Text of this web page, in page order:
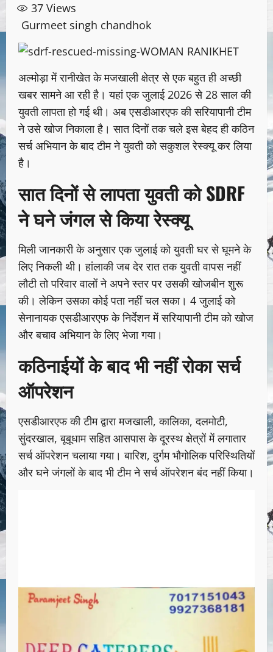
37 Views
Gurmeet singh chandhok
अल्मोड़ा में रानीखेत के मजखाली क्षेत्र से एक बहुत ही अच्छी
खबर सामने आ रही है। यहां एक जुलाई 2026 से 28 साल की
युवती लापता हो गई थी। अब एसडीआरएफ की सरियापानी टीम
ने उसे खोज निकाला है। सात दिनों तक चले इस बेहद ही कठिन
सर्च अभियान के बाद टीम ने युवती को सकुशल रेस्क्यू कर लिया
है।
सात दिनों से लापता युवती को SDRF
ने घने जंगल से किया रेस्क्यू
मिली जानकारी के अनुसार एक जुलाई को युवती घर से घूमने के
लिए निकली थी। हांलाकी जब देर रात तक युवती वापस नहीं
लौटी तो परिवार वालों ने अपने स्तर पर उसकी खोजबीन शुरू
की। लेकिन उसका कोई पता नहीं चल सका। 4 जुलाई को
सेनानायक एसडीआरएफ के निर्देशन में सरियापानी टीम को खोज
और बचाव अभियान के लिए भेजा गया।
कठिनाईयों के बाद भी नहीं रोका सर्च
ऑपरेशन
एसडीआरएफ की टीम द्वारा मजखाली, कालिका, दलमोटी,
सुंदरखाल, बूबूधाम सहित आसपास के दूरस्थ क्षेत्रों में लगातार
सर्च ऑपरेशन चलाया गया। बारिश, दुर्गम भौगोलिक परिस्थितियों
और घने जंगलों के बाद भी टीम ने सर्च ऑपरेशन बंद नहीं किया।